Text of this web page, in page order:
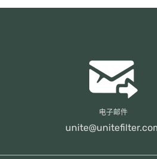
电子邮件